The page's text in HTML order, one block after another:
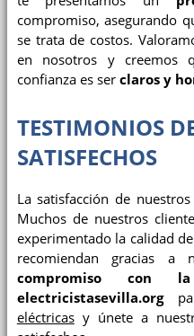
compromiso, asegurando
se trata de costos.
en nosotros y creemos
confianza es ser claros y
TESTIMONIOS
SATISFECHOS
La satisfacción de
Muchos de nuestros
experimentado la calidad
recomiendan gracias a
compromiso con
electricistasevilla.org
eléctricasy únete a